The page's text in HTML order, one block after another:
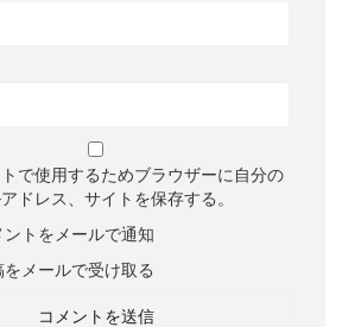
で使用するためブラウザーに自分の
ドレス、サイトを保存する。
ントをメールで通知
をメールで受け取る